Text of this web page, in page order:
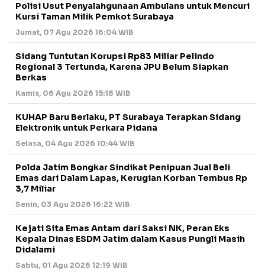
Polisi Usut Penyalahgunaan Ambulans untuk Mencuri
Kursi Taman Milik Pemkot Surabaya
Jumat, 07 Agu 2026 16:04 WIB
Sidang Tuntutan Korupsi Rp83 Miliar Pelindo
Regional 3 Tertunda, Karena JPU Belum Siapkan
Berkas
Kamis, 06 Agu 2026 15:18 WIB
KUHAP Baru Berlaku, PT Surabaya Terapkan Sidang
Elektronik untuk Perkara Pidana
Selasa, 04 Agu 2026 10:44 WIB
Polda Jatim Bongkar Sindikat Penipuan Jual Beli
Emas dari Dalam Lapas, Kerugian Korban Tembus Rp
3,7 Miliar
Senin, 03 Agu 2026 16:22 WIB
Kejati Sita Emas Antam dari Saksi NK, Peran Eks
Kepala Dinas ESDM Jatim dalam Kasus Pungli Masih
Didalami
Sabtu, 01 Agu 2026 12:19 WIB